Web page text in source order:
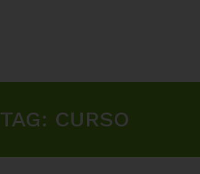
TAG: CURSO